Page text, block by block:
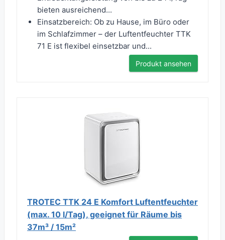
bieten ausreichend...
Einsatzbereich: Ob zu Hause, im Büro oder
im Schlafzimmer – der Luftentfeuchter TTK
71 E ist flexibel einsetzbar und...
Produkt ansehen
TROTEC TTK 24 E Komfort Luftentfeuchter
(max. 10 l/Tag), geeignet für Räume bis
37m³ / 15m²